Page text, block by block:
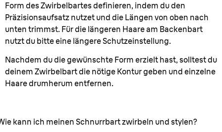
Form des Zwirbelbartes definieren, indem du den
Präzisionsaufsatz nutzet und die Längen von oben nach
unten trimmst. Für die längeren Haare am Backenbart
nutzt du bitte eine längere Schutzeinstellung.
Nachdem du die gewünschte Form erzielt hast, solltest du
deinem Zwirbelbart die nötige Kontur geben und einzelne
Haare drumherum entfernen.
kann ich meinen Schnurrbart zwirbeln und stylen?